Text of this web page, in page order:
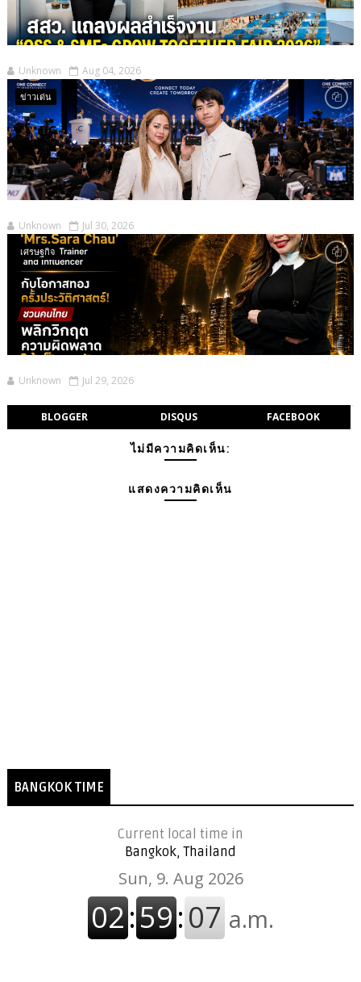
Unknown Aug 04, 2026
ข่าวเด่น
Unknown Jul 30, 2026
เศรษฐกิจ
Unknown Jul 29, 2026
BLOGGER DISQUS FACEBOOK
ไม่มีความคิดเห็น:
แสดงความคิดเห็น
BANGKOK TIME
Current local time in
Bangkok, Thailand